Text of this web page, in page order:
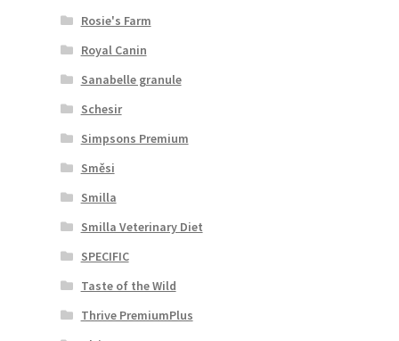
Rosie's Farm
Royal Canin
Sanabelle granule
Schesir
Simpsons Premium
Směsi
Smilla
Smilla Veterinary Diet
SPECIFIC
Taste of the Wild
Thrive PremiumPlus